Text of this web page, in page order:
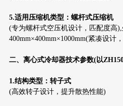
5.适用压缩机类型：螺杆式压缩机
(专为螺杆式空压机设计，匹配度高
400mm×400mm×1000mm(紧凑设计
二、离心式冷却器技术参数(以
1.结构类型：转子式
(高效转子设计，提升散热性能)